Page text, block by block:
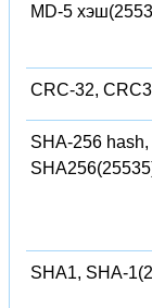
MD-5
CRC-32,
SHA-256 hash,
SHA1, SHA-